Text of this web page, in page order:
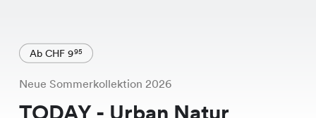
Ab CHF 995
Neue Sommerkollektion 2026
TODAY - Urban Natur